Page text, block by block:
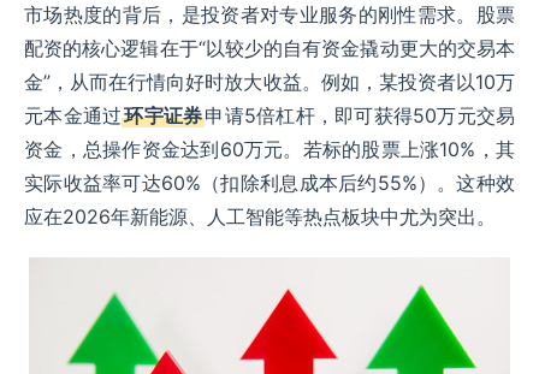
市场热度的背后，是投资者对专业服务的刚性需求。股票
配资的核心逻辑在于“以较少的自有资金撬动更大的交易本
金”，从而在行情向好时放大收益。例如，某投资者以10万
元本金通过环宇证券申请5倍杠杆，即可获得50万元交易
资金，总操作资金达到60万元。若标的股票上涨10%，其
实际收益率可达60%（扣除利息成本后约55%）。这种效
应在2026年新能源、人工智能等热点板块中尤为突出。